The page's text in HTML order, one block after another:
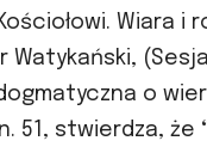
Wiara i
Watykański,
o
51, stwierdza, że